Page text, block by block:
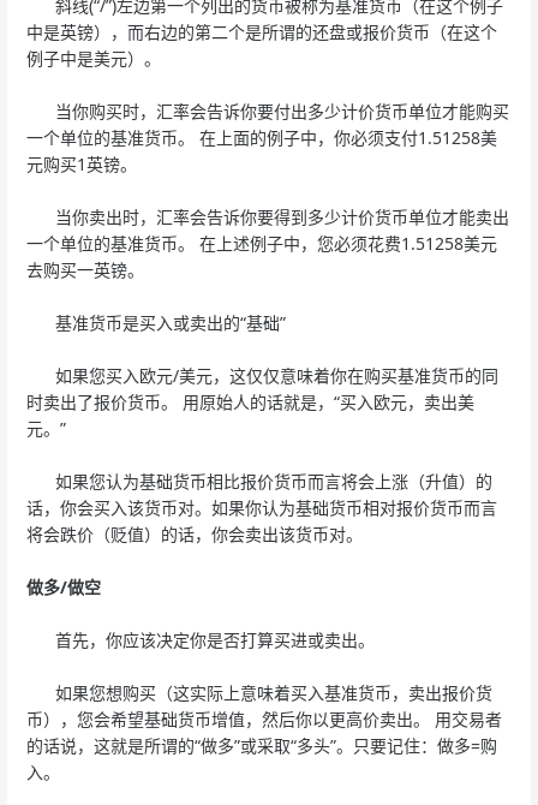
斜线(“/”)左边第一个列出的货币被称为基准货币（在这个例子
中是英镑），而右边的第二个是所谓的还盘或报价货币（在这个
例子中是美元）。
当你购买时，汇率会告诉你要付出多少计价货币单位才能购买
一个单位的基准货币。 在上面的例子中，你必须支付1.51258美
元购买1英镑。
当你卖出时，汇率会告诉你要得到多少计价货币单位才能卖出
一个单位的基准货币。 在上述例子中，您必须花费1.51258美元
去购买一英镑。
基准货币是买入或卖出的“基础”
如果您买入欧元/美元，这仅仅意味着你在购买基准货币的同
时卖出了报价货币。 用原始人的话就是，“买入欧元，卖出美
元。”
如果您认为基础货币相比报价货币而言将会上涨（升值）的
话，你会买入该货币对。如果你认为基础货币相对报价货币而言
将会跌价（贬值）的话，你会卖出该货币对。
做多/做空
首先，你应该决定你是否打算买进或卖出。
如果您想购买（这实际上意味着买入基准货币，卖出报价货
币），您会希望基础货币增值，然后你以更高价卖出。 用交易者
的话说，这就是所谓的“做多”或采取“多头”。只要记住：做多=购
入。